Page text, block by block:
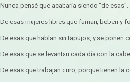
Nunca pensé que acabaría siendo "de esas".
De esas mujeres libres que fuman, beben y
De esas que hablan sin tapujos, y se ponen
De esas que se levantan cada día con la
De esas que trabajan duro, porque tienen la